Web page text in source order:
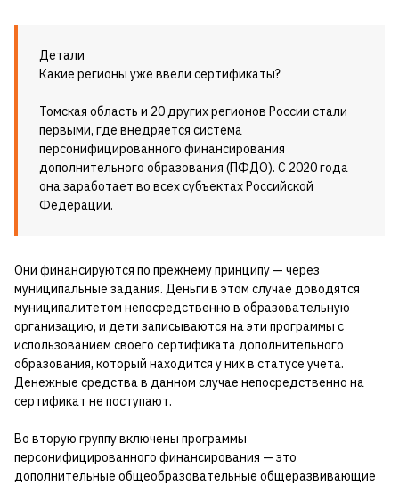
Детали
Какие регионы уже ввели сертификаты?
Томская область и 20 других регионов России стали
первыми, где внедряется система
персонифицированного финансирования
дополнительного образования (ПФДО). С 2020 года
она заработает во всех субъектах Российской
Федерации.
Они финансируются по прежнему принципу — через
муниципальные задания. Деньги в этом случае доводятся
муниципалитетом непосредственно в образовательную
организацию, и дети записываются на эти программы с
использованием своего сертификата дополнительного
образования, который находится у них в статусе учета.
Денежные средства в данном случае непосредственно на
сертификат не поступают.
Во вторую группу включены программы
персонифицированного финансирования — это
дополнительные общеобразовательные общеразвивающие